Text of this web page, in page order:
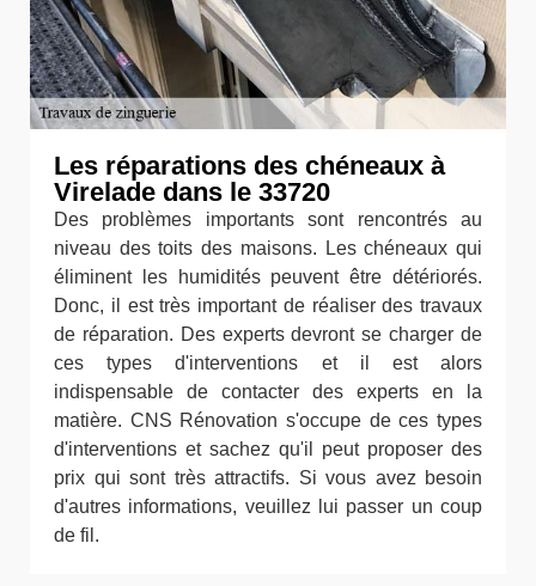
Les réparations des chéneaux à
Virelade dans le 33720
Des problèmes importants sont rencontrés au
niveau des toits des maisons. Les chéneaux qui
éliminent les humidités peuvent être détériorés.
Donc, il est très important de réaliser des travaux
de réparation. Des experts devront se charger de
ces types d'interventions et il est alors
indispensable de contacter des experts en la
matière. CNS Rénovation s'occupe de ces types
d'interventions et sachez qu'il peut proposer des
prix qui sont très attractifs. Si vous avez besoin
d'autres informations, veuillez lui passer un coup
de fil.